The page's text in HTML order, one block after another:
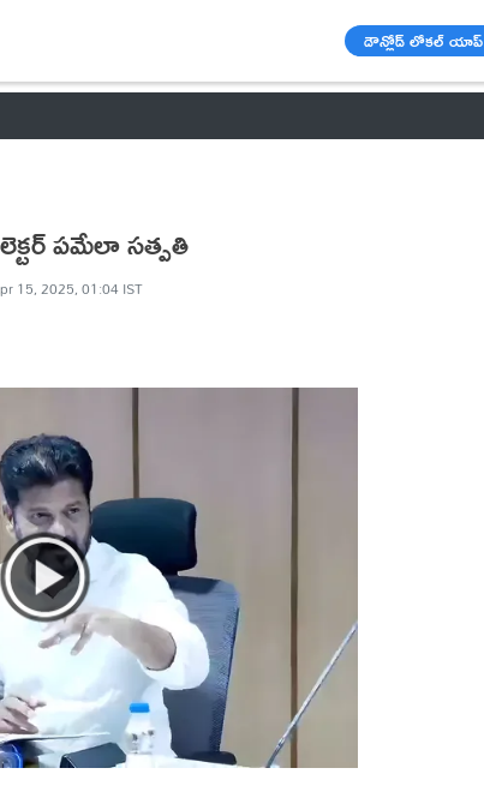
డౌన్లోడ్ లోకల్ యాప్
పమేలా సత్పతి
15, 2025, 01:04 IST